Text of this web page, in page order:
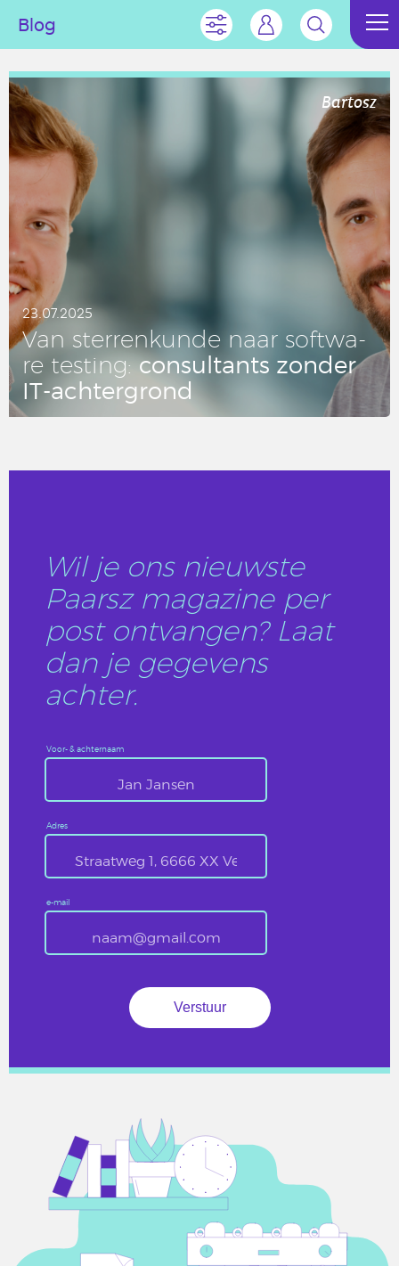
Blog
Bartosz
23.07.2025
Van ster­ren­kun­de naar soft­wa­
re testing:con­sul­tants zonder
IT-ach­ter­grond
Wil je ons nieuwste
Paarsz magazine per
post ontvangen? Laat
dan je gegevens
achter.
Voor- & achternaam
Adres
e-mail